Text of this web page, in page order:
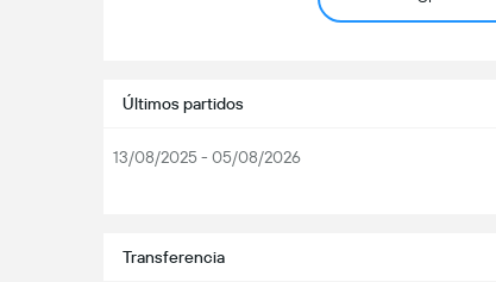
Últimos partidos
13/08/2025 - 05/08/2026
Transferencia